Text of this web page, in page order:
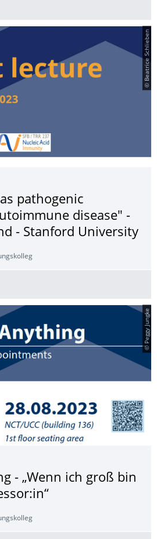
Stipendium -
© Beatrice Schlieben
pathogenic
disease" -
- Stanford University
as pathogenic organelles in
© Peggy Jungke
- „Wenn ich groß bin